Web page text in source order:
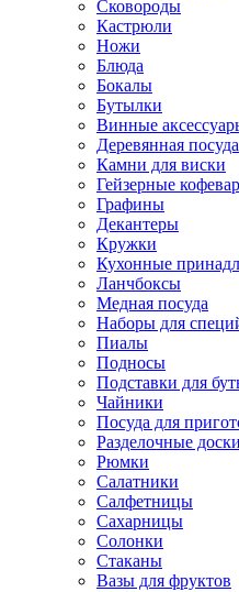
Сковороды
Кастрюли
Ножи
Блюда
Бокалы
Бутылки
Винные
Деревянная посуда
Камни для виски
Гейзерные
Графины
Декантеры
Кружки
Кухонные
Ланчбоксы
Медная посуда
Наборы для
Пиалы
Подносы
Подставки для
Чайники
Посуда для
Разделочные доски
Рюмки
Салатники
Салфетницы
Сахарницы
Солонки
Стаканы
Вазы для фруктов